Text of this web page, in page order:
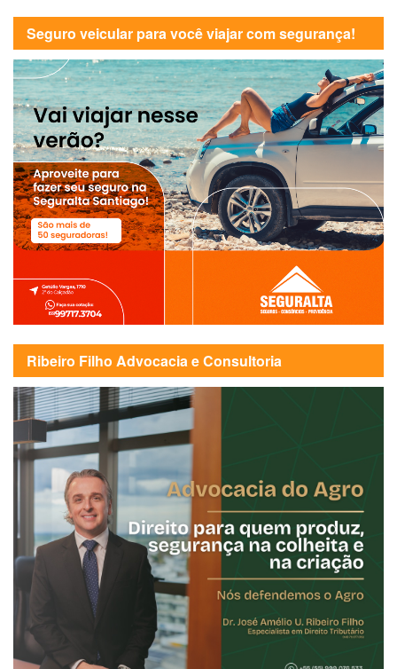
Seguro veicular para você viajar com segurança!
Ribeiro Filho Advocacia e Consultoria